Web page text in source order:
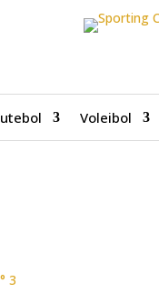
Voleibol